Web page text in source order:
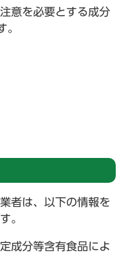
意を必要とする成分
。
者は、以下の情報を
。
成分等含有食品によ